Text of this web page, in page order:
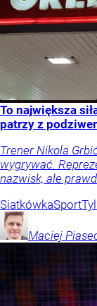
To największa
patrzy z
Trener Nikola
wygrywać.
nazwisk, ale
SiatkówkaSport
Maciej